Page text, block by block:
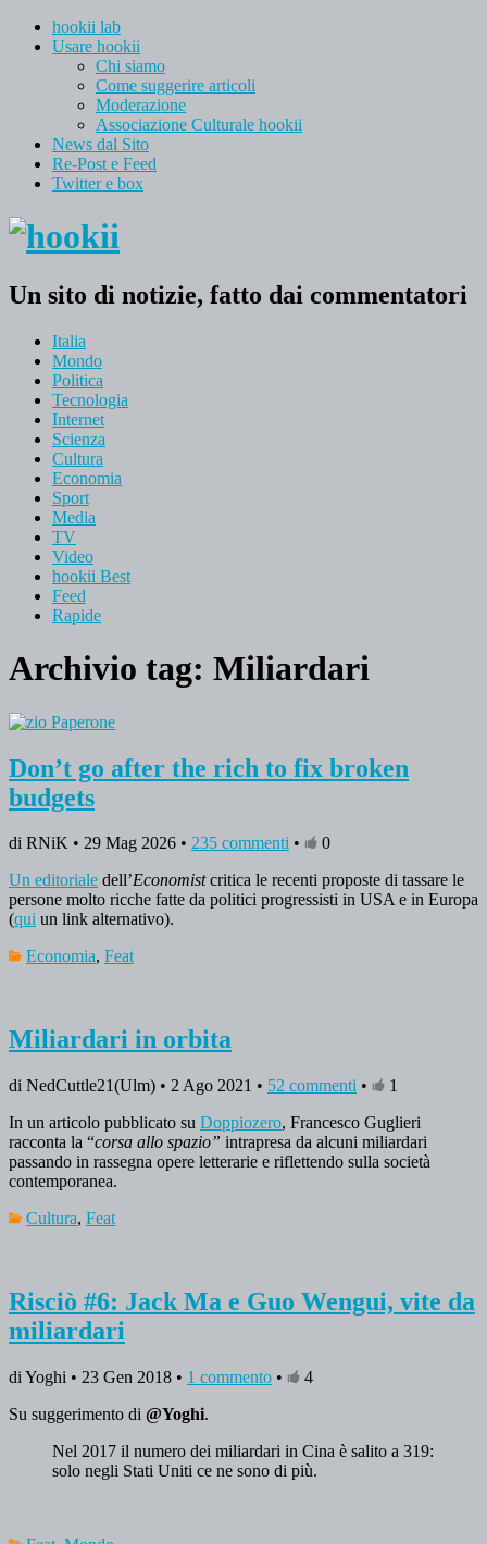
hookii lab
Usare hookii
Chi siamo
Come suggerire articoli
Moderazione
Associazione Culturale hookii
News dal Sito
Re-Post e Feed
Twitter e box
Un sito di notizie, fatto dai commentatori
Italia
Mondo
Politica
Tecnologia
Internet
Scienza
Cultura
Economia
Sport
Media
TV
Video
hookii Best
Feed
Rapide
Archivio tag: Miliardari
Don’t go after the rich to fix broken
budgets
di RNiK • 29 Mag 2026 • 235 commenti •
0
Un editoriale dell’Economistcritica le recenti proposte di tassare le
persone molto ricche fatte da politici progressisti in USA e in Europa
(qui un link alternativo).
Economia, Feat
Miliardari in orbita
di NedCuttle21(Ulm) • 2 Ago 2021 • 52 commenti •
1
In un articolo pubblicato su Doppiozero, Francesco Guglieri
racconta la “corsa allo spazio” intrapresa da alcuni miliardari
passando in rassegna opere letterarie e riflettendo sulla società
contemporanea.
Cultura, Feat
Risciò #6: Jack Ma e Guo Wengui, vite da
miliardari
di Yoghi • 23 Gen 2018 • 1 commento •
4
Su suggerimento di @Yoghi.
Nel 2017 il numero dei miliardari in Cina è salito a 319:
solo negli Stati Uniti ce ne sono di più.